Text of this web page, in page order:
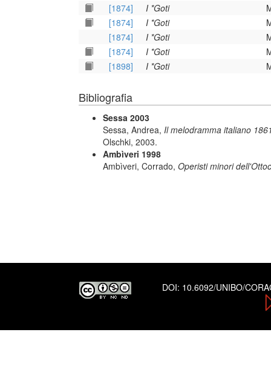
[1874]
I *Goti
[1874]
I *Goti
[1874]
I *Goti
[1874]
I *Goti
[1898]
I *Goti
Bibliografia
Sessa 2003
Sessa, Andrea, Il melodramma italiano
Olschki, 2003.
Ambìveri 1998
Ambìveri, Corrado, Operisti minori
DOI: 10.6092/UNIBO/